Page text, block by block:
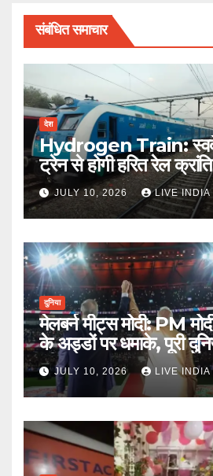
संबंधित समाचार
देश
Hydrogen Train:
ट्रेन से होगी हरित रेल
JULY 10, 2026 LIVE INDIA
दुनिया
मेलबर्न मीट्स मोदी: PM
के अड्डों पर धमाके, पूरी
की ताकत
JULY 10, 2026 LIVE INDIA